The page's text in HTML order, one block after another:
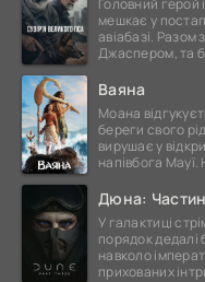
мешкає у
авіабазі. Разом
Джаспером, та
Ваяна
Моана
береги свого
вирушає у
напівбога
Дюна:
У галактиці
порядок дедалі
навколо
прихованих